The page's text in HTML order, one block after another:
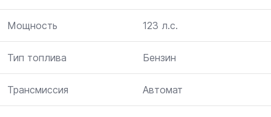
Мощность 123 л.с.
Тип топлива Бензин
Трансмиссия Автомат